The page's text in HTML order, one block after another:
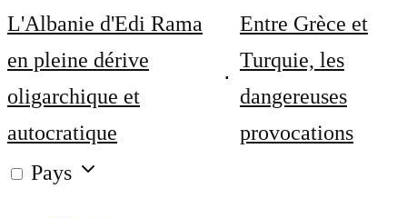
L'Albanie d'Edi Rama
en pleine dérive
oligarchique et
autocratique
Entre Grèce et
Turquie, les
dangereuses
provocations
Pays